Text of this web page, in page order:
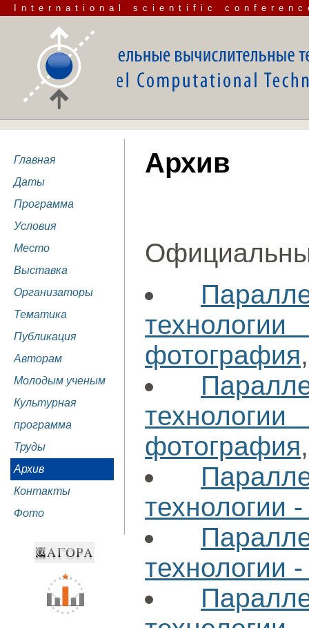
International scientific
Главная
Даты
Программа
Условия
Место
Выставка
Организаторы
Тематика
Публикация
Авторам
Молодым ученым
Культурная
программа
Труды
Архив
Контакты
Фото
Архив
фотография
фотография
технологии
технологии